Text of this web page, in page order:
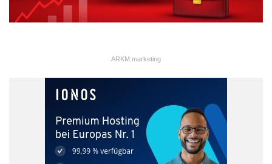
Stocken. Im schlimmsten Fall leidet sogar die Kundenbindung
darunter, weil die gewohnten Ansprechpartner:innen plötzlich
Gute Planung beginnt auf
Führungsebene
Gerade im Mittelstand ist die Umsetzung strukturierter
Planungsprozesse stark an das Engagement der
Führungskräfte gebunden.
ARKM.marketing